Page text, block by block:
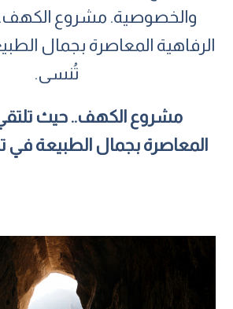
والخصوصية. مشروع
الرفاهية المعاصرة بجمال
تُنسى.
مشروع الكهف.. حيث تلتقي
المعاصرة بجمال الطبيعة في